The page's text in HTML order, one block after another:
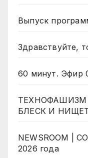
Выпуск
Здравствуйте,
60 минут. Эфир
ТЕХНОФАШИЗМ
БЛЕСК И
NEWSROOM |
2026 года